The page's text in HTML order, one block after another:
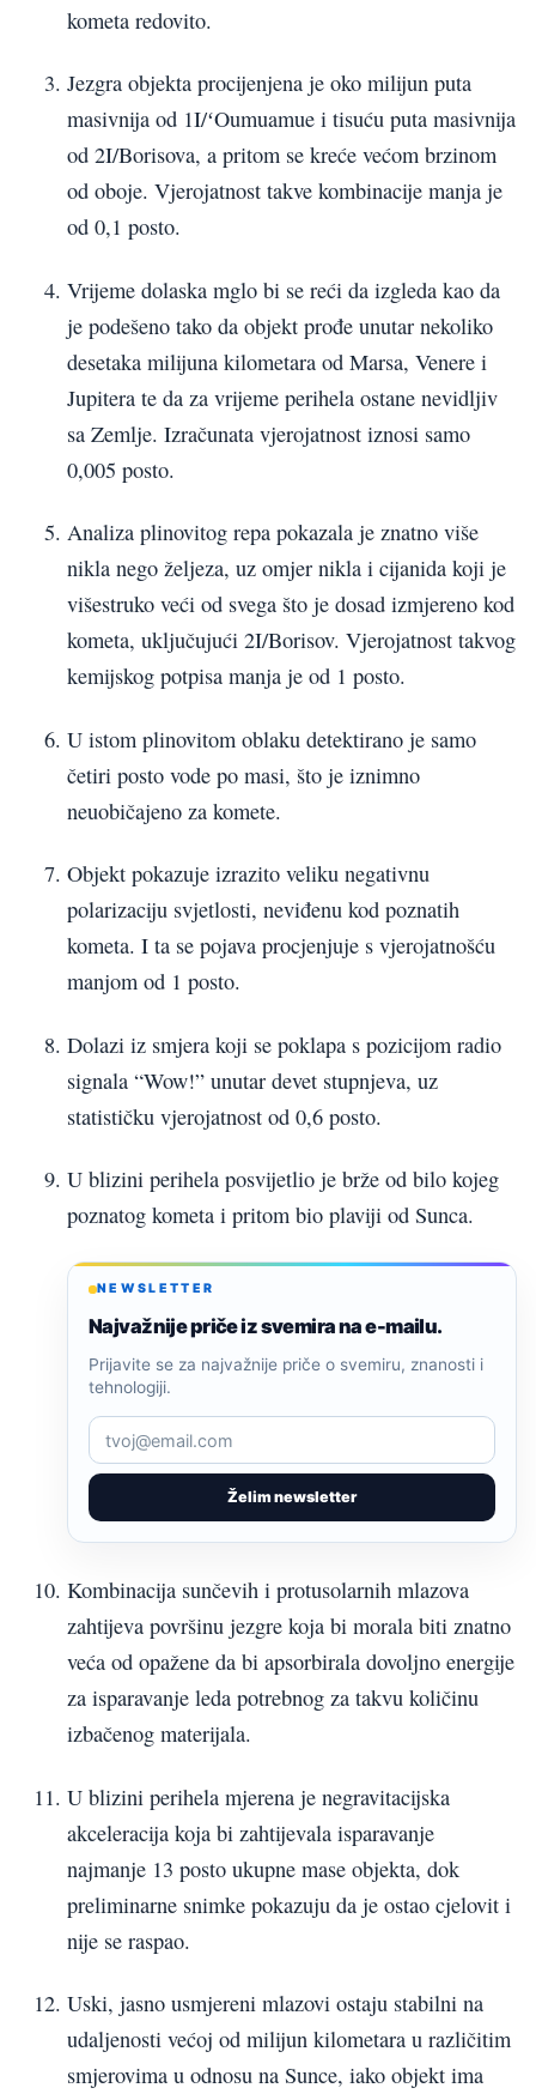
kometa redovito.
Jezgra objekta procijenjena je oko milijun puta
masivnija od 1I/ʻOumuamue i tisuću puta masivnija
od 2I/Borisova, a pritom se kreće većom brzinom
od oboje. Vjerojatnost takve kombinacije manja je
od 0,1 posto.
Vrijeme dolaska mglo bi se reći da izgleda kao da
je podešeno tako da objekt prođe unutar nekoliko
desetaka milijuna kilometara od Marsa, Venere i
Jupitera te da za vrijeme perihela ostane nevidljiv
sa Zemlje. Izračunata vjerojatnost iznosi samo
0,005 posto.
Analiza plinovitog repa pokazala je znatno više
nikla nego željeza, uz omjer nikla i cijanida koji je
višestruko veći od svega što je dosad izmjereno kod
kometa, uključujući 2I/Borisov. Vjerojatnost takvog
kemijskog potpisa manja je od 1 posto.
U istom plinovitom oblaku detektirano je samo
četiri posto vode po masi, što je iznimno
neuobičajeno za komete.
Objekt pokazuje izrazito veliku negativnu
polarizaciju svjetlosti, neviđenu kod poznatih
kometa. I ta se pojava procjenjuje s vjerojatnošću
manjom od 1 posto.
Dolazi iz smjera koji se poklapa s pozicijom radio
signala “Wow!” unutar devet stupnjeva, uz
statističku vjerojatnost od 0,6 posto.
U blizini perihela posvijetlio je brže od bilo kojeg
poznatog kometa i pritom bio plaviji od Sunca.
NEWSLETTER
Najvažnije priče iz svemira na e-mailu.
Želim newsletter
Prijavite se za najvažnije priče o svemiru, znanosti i
tehnologiji.
Kombinacija sunčevih i protusolarnih mlazova
zahtijeva površinu jezgre koja bi morala biti znatno
veća od opažene da bi apsorbirala dovoljno energije
za isparavanje leda potrebnog za takvu količinu
izbačenog materijala.
U blizini perihela mjerena je negravitacijska
akceleracija koja bi zahtijevala isparavanje
najmanje 13 posto ukupne mase objekta, dok
preliminarne snimke pokazuju da je ostao cjelovit i
nije se raspao.
Uski, jasno usmjereni mlazovi ostaju stabilni na
udaljenosti većoj od milijun kilometara u različitim
smjerovima u odnosu na Sunce, iako objekt ima